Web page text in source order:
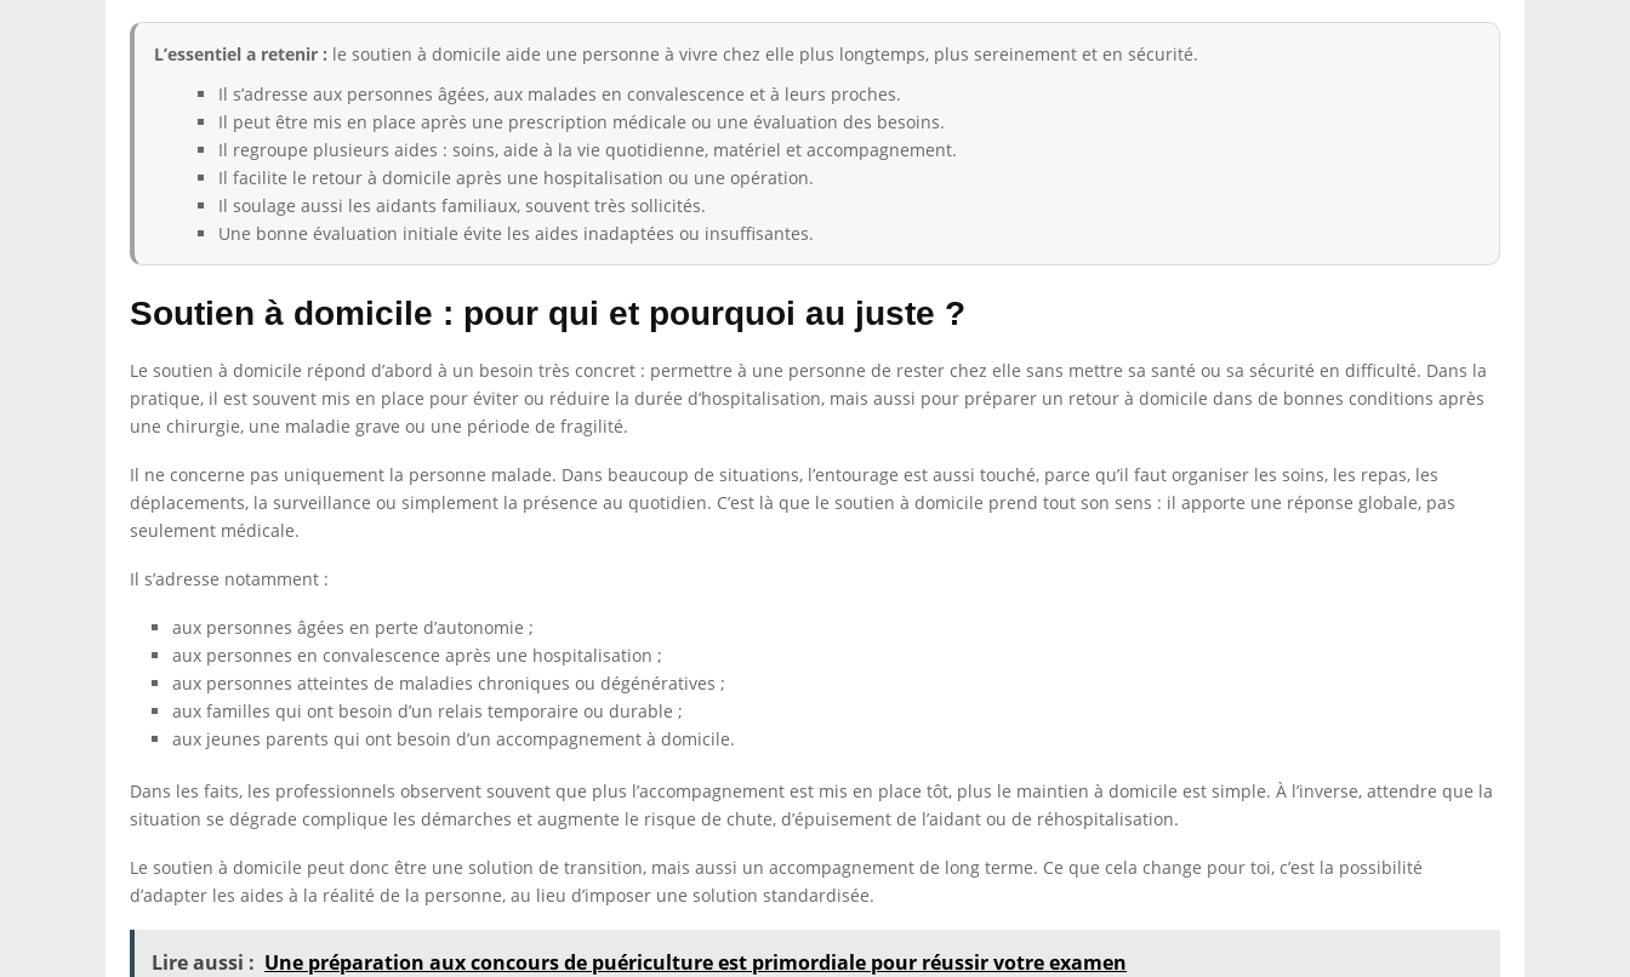
L’essentiel a retenir : le soutien à domicile aide une personne à vivre chez elle plus longtemps, plus sereinement et en sécurité.
Il s’adresse aux personnes âgées, aux malades en convalescence et à leurs proches.
Il peut être mis en place après une prescription médicale ou une évaluation des besoins.
Il regroupe plusieurs aides : soins, aide à la vie quotidienne, matériel et accompagnement.
Il facilite le retour à domicile après une hospitalisation ou une opération.
Il soulage aussi les aidants familiaux, souvent très sollicités.
Une bonne évaluation initiale évite les aides inadaptées ou insuffisantes.
Soutien à domicile : pour qui et pourquoi au juste ?
Le soutien à domicile répond d’abord à un besoin très concret : permettre à une personne de rester chez elle sans mettre sa santé ou sa sécurité en difficulté. Dans la
pratique, il est souvent mis en place pour éviter ou réduire la durée d’hospitalisation, mais aussi pour préparer un retour à domicile dans de bonnes conditions après
une chirurgie, une maladie grave ou une période de fragilité.
Il ne concerne pas uniquement la personne malade. Dans beaucoup de situations, l’entourage est aussi touché, parce qu’il faut organiser les soins, les repas, les
déplacements, la surveillance ou simplement la présence au quotidien. C’est là que le soutien à domicile prend tout son sens : il apporte une réponse globale, pas
seulement médicale.
Il s’adresse notamment :
aux personnes âgées en perte d’autonomie ;
aux personnes en convalescence après une hospitalisation ;
aux personnes atteintes de maladies chroniques ou dégénératives ;
aux familles qui ont besoin d’un relais temporaire ou durable ;
aux jeunes parents qui ont besoin d’un accompagnement à domicile.
Dans les faits, les professionnels observent souvent que plus l’accompagnement est mis en place tôt, plus le maintien à domicile est simple. À l’inverse, attendre que la
situation se dégrade complique les démarches et augmente le risque de chute, d’épuisement de l’aidant ou de réhospitalisation.
Le soutien à domicile peut donc être une solution de transition, mais aussi un accompagnement de long terme. Ce que cela change pour toi, c’est la possibilité
d’adapter les aides à la réalité de la personne, au lieu d’imposer une solution standardisée.
Lire aussi : Une préparation aux concours de puériculture est primordiale pour réussir votre examen